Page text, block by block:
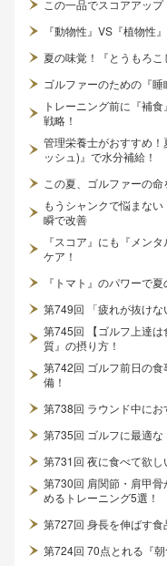
この一品でスコアアッ
『動物性』VS『植物性
夏の味覚！『とうもろこ
ゴルファーのための『睡
トレーニング前に『補
戦略！
管理栄養士がおすすめ
ッシュ)』で水分補給！
この夏、ゴルファーの
もうシャンクで悩まな
瞬で改善
『スコア』にも『メン
ケア！
『トマト』のパワーで
第749回 「疲れが抜け
第745回 【ゴルフ上達は
質』の摂り方！
第742回 ゴルフ前日の
備！
第738回 ラウンド中にお
第735回 ゴルフに最適な
第731回 夜に食べて欲し
第730回 肩関節・肩甲
めるトレーニング5選！
第727回 身長を伸ばす食
第724回 70点とれる『朝